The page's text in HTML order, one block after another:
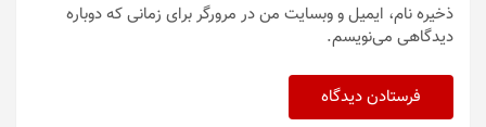
ذخیره نام، ایمیل و وبسایت من در مرورگر برای زمانی که دوباره
دیدگاهی می‌نویسم.